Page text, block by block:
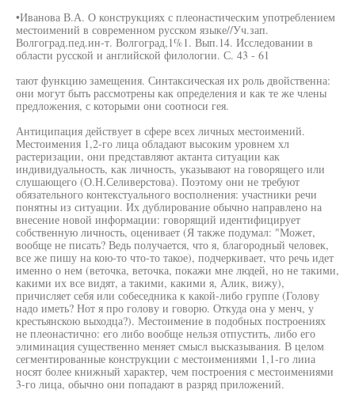
•Иванова В.А. О конструкциях с плеонастическим употреблением
местоимений в современном русском языке//Уч.зап.
Волгоград.пед.ин-т. Волгоград,1%1. Вып.14. Исследовании в
области русской и английской филологии. С. 43 - 61
тают функцию замещения. Синтаксическая их роль двойственна:
они могут быть рассмотрены как определения и как те же члены
предложения, с которыми они соотноси гея.
Антиципация действует в сфере всех личных местоимений.
Местоимения 1,2-го лица обладают высоким уровнем хл
растеризации, они представляют актанта ситуации как
индивидуальность, как личность, указывают на говорящего или
слушающего (О.Н.Селиверстова). Поэтому они не требуют
обязательного контекстуального восполнения: участники речи
понятны из ситуации. Их дублирование обычно направлено на
внесение новой информации: говорящий идентифицирует
собственную личность, оценивает (Я также подумал: "Может,
вообще не писать? Ведь получается, что я, благородный человек,
все же пишу на кою-то что-то такое), подчеркивает, что речь идет
именно о нем (веточка, веточка, покажи мне людей, но не такими,
какими их все видят, а такими, какими я, Алик, вижу),
причисляет себя или собеседника к какой-либо группе (Голову
надо иметь? Нот я про голову и говорю. Откуда она у менч, у
крестьянскою выходца?). Местоимение в подобных построениях
не плеонастично: его либо вообще нельзя отпустить, либо его
элиминация существенно меняет смысл высказывания. В целом
сегментированные конструкции с местоимениями 1,1-го лииа
носят более книжный характер, чем построения с местоимениями
3-го лица, обычно они попадают в разряд приложений.